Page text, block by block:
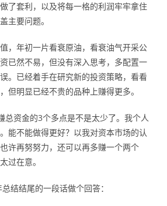
了套利，以及将每一格的利润牢牢拿住
主要问题。
，年初一片看衰原油，看衰油气开采公
已然不易，但没有深入思考，多配置一
。已经着手在研究新的投资策略，看看
但明显已经不贵的品种上赚得更多。
总资金的3个多点是不是太少了。我个人
能不能做得更好？以我对资本市场的认
许再努努力，还可以再多赚一个两个
过在意。
结结尾的一段话做个回答：